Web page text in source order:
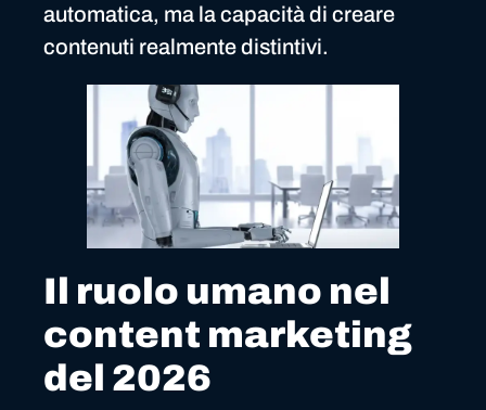
automatica, ma la capacità di creare
contenuti realmente distintivi.
Il ruolo umano nel
content marketing
del 2026